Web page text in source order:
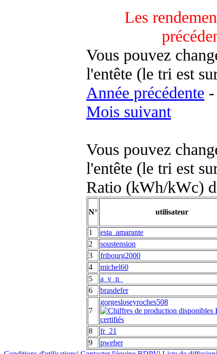
Les
Vous pouvez
l'entête (le tri est
Année précédente -
Mois suivant
Vous pouvez
l'entête (le tri est
Ratio (kWh/kWc)
N° utilisateur
1
esta_amarante
2
soustension
3
fribourg2000
4
michel60
5
a_v_n_
6
brasdefer
7
gorgesloseyroches508
8
fr_21
9
pweber